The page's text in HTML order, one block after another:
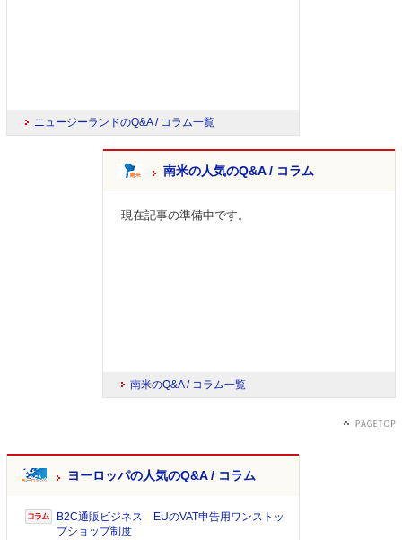
ニュージーランドのQ&A / コラム一覧
南米の人気のQ&A / コラム
現在記事の準備中です。
南米のQ&A / コラム一覧
ヨーロッパの人気のQ&A / コラム
B2C通販ビジネス EUのVAT申告用ワンストッ
プショップ制度